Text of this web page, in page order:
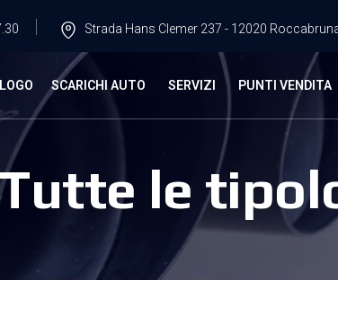
Strada Hans Clemer 237 - 12020
SCARICHI AUTO SERVIZI PUNTI VENDITA
Tutte le